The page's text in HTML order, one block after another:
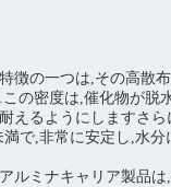
徴の一つは,その高散
の密度は,催化物が脱
えるようにしますさ
で,非常に安定し,水分
ルミナキャリア製品